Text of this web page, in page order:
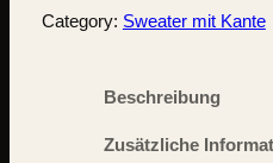
Category: Sweater mit Kante
Beschreibung
Zusätzliche